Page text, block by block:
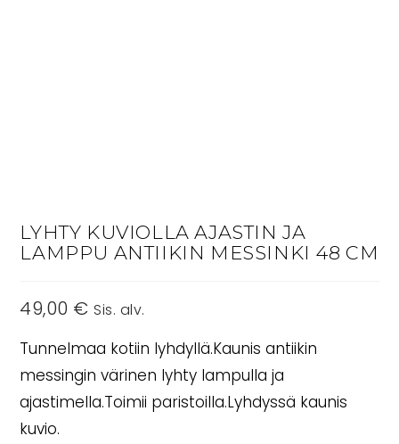
LYHTY KUVIOLLA AJASTIN JA
LAMPPU ANTIIKIN MESSINKI 48 CM
49,00 € Sis. alv.
Tunnelmaa kotiin lyhdyllä.Kaunis antiikin
messingin värinen lyhty lampulla ja
ajastimella.Toimii paristoilla.Lyhdyssä kaunis
kuvio.